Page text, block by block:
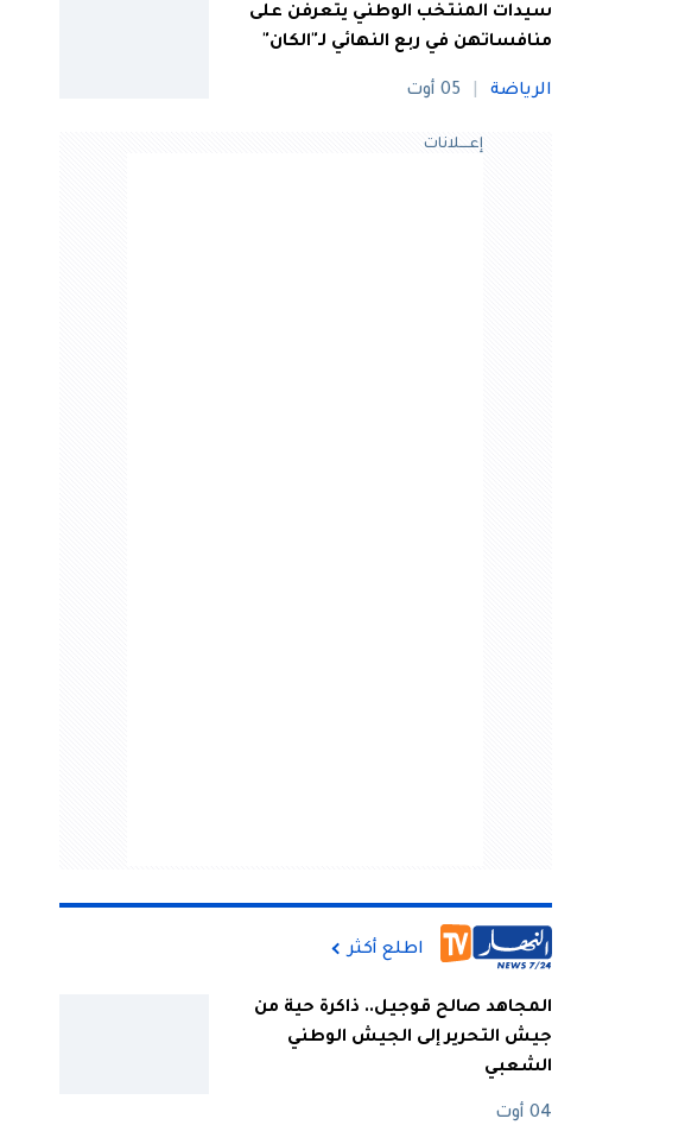
سيدات المنتخب الوطني يتعرفن على
منافساتهن في ربع النهائي لـ"الكان"
الرياضة 05 أوت
إعــــلانات
اطلع أكثر
المجاهد صالح قوجيل.. ذاكرة حية من
جيش التحرير إلى الجيش الوطني
الشعبي
04 أوت